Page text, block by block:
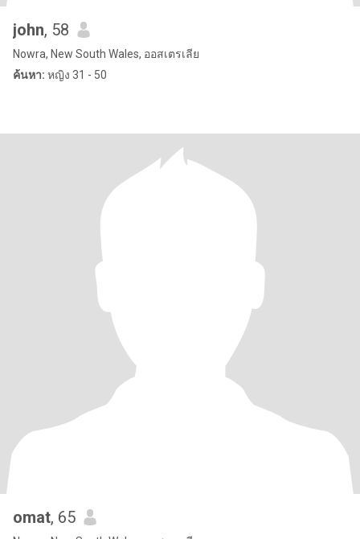
john, 58
Nowra, New South Wales, ออสเตรเลีย
ค้นหา: หญิง 31 - 50
omat, 65